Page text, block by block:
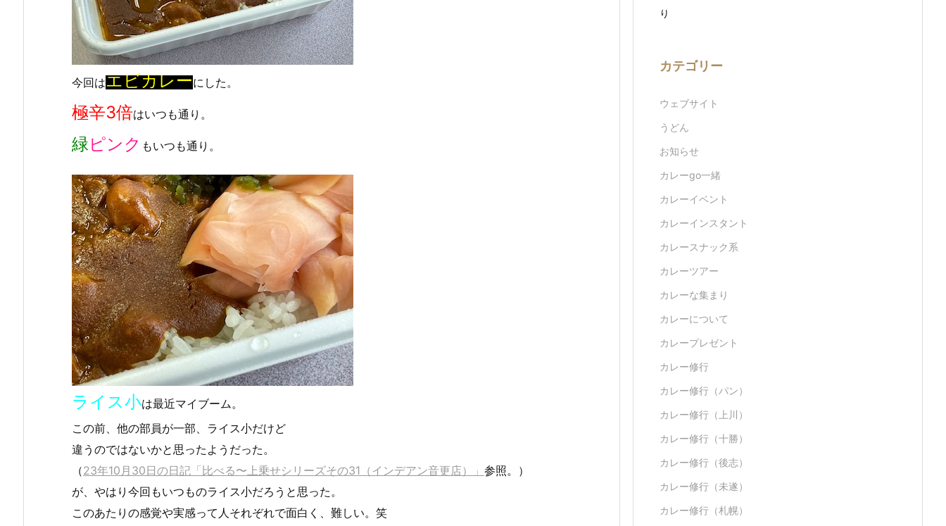
今回はエビカレーにした。
極辛3倍はいつも通り。
緑ピンク もいつも通り。
ライス小は最近マイブーム。
この前、他の部員が一部、ライス小だけど
違うのではないかと思ったようだった。
（23年10月30日の日記「比べる〜上乗せシリーズその31（インデアン音更店）」 参照。）
が、やはり今回もいつものライス小だろうと思った。
このあたりの感覚や実感って人それぞれで面白く、難しい。笑
り
カテゴリー
ウェブサイト
うどん
お知らせ
カレーgo一緒
カレーイベント
カレーインスタント
カレースナック系
カレーツアー
カレーな集まり
カレーについて
カレープレゼント
カレー修行
カレー修行（パン）
カレー修行（上川）
カレー修行（十勝）
カレー修行（後志）
カレー修行（未遂）
カレー修行（札幌）